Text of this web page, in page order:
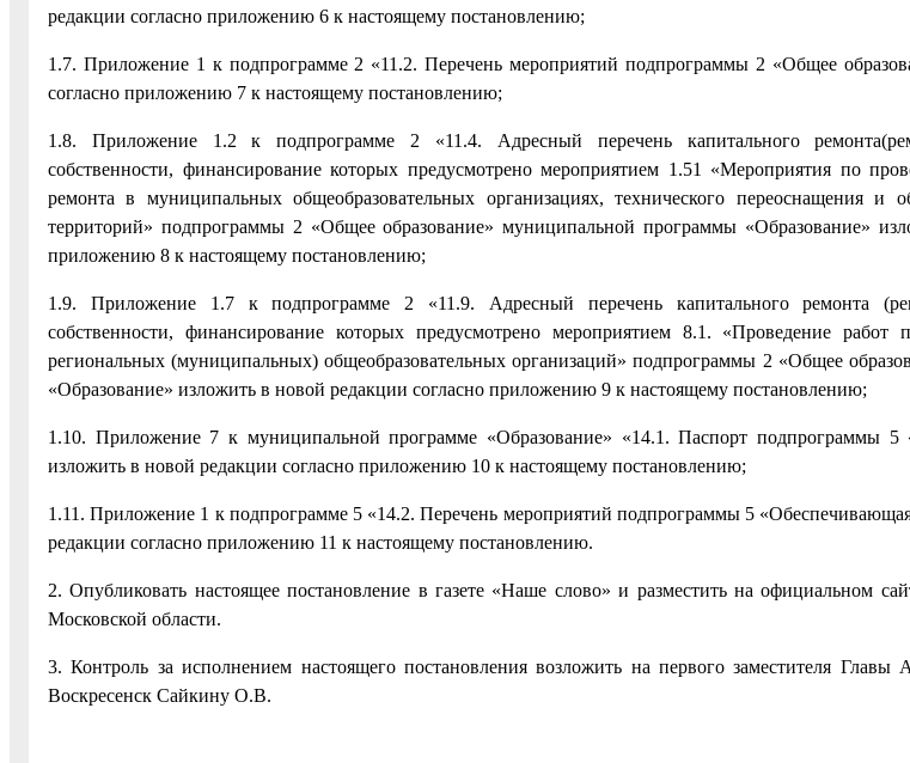
редакции согласно приложению 6 к настоящему постановлению;
1.7. Приложение 1 к подпрограмме 2 «11.2. Перечень мероприятий подпрограммы 2 «Общее
согласно приложению 7 к настоящему постановлению;
1.8. Приложение 1.2 к подпрограмме 2 «11.4. Адресный перечень капитального
собственности, финансирование которых предусмотрено мероприятием 1.51 «Мероприятия по
ремонта в муниципальных общеобразовательных организациях, технического переоснащения и
территорий» подпрограммы 2 «Общее образование» муниципальной программы «Образование»
приложению 8 к настоящему постановлению;
1.9. Приложение 1.7 к подпрограмме 2 «11.9. Адресный перечень капитального ремонта
собственности, финансирование которых предусмотрено мероприятием 8.1. «Проведение работ
региональных (муниципальных) общеобразовательных организаций» подпрограммы 2 «Общее
«Образование» изложить в новой редакции согласно приложению 9 к настоящему постановлению;
1.10. Приложение 7 к муниципальной программе «Образование» «14.1. Паспорт подпрограммы 5
изложить в новой редакции согласно приложению 10 к настоящему постановлению;
1.11. Приложение 1 к подпрограмме 5 «14.2. Перечень мероприятий подпрограммы 5
редакции согласно приложению 11 к настоящему постановлению.
2. Опубликовать настоящее постановление в газете «Наше слово» и разместить на официальном
Московской области.
3. Контроль за исполнением настоящего постановления возложить на первого заместителя Главы
Воскресенск Сайкину О.В.